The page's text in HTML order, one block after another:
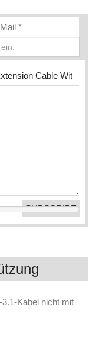
Kabel nicht mit